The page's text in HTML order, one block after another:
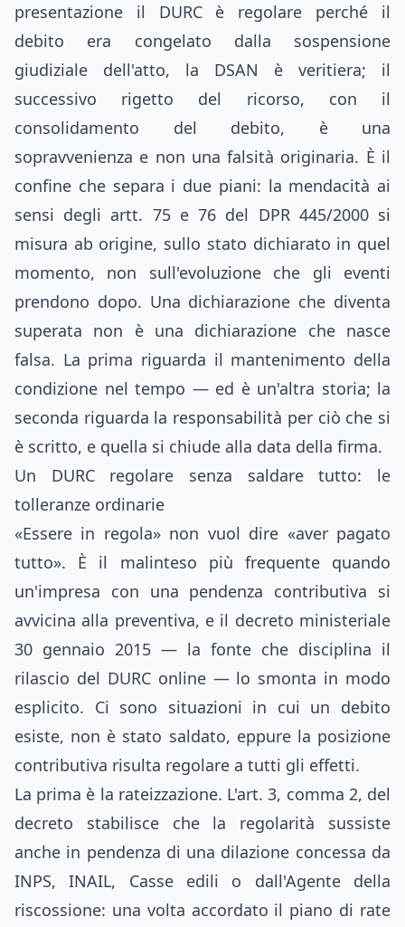
presentazione il DURC è regolare perché il
debito era congelato dalla sospensione
giudiziale dell'atto, la DSAN è veritiera; il
successivo rigetto del ricorso, con il
consolidamento del debito, è una
sopravvenienza e non una falsità originaria. È il
confine che separa i due piani: la mendacità ai
sensi degli artt. 75 e 76 del DPR 445/2000 si
misura ab origine, sullo stato dichiarato in quel
momento, non sull'evoluzione che gli eventi
prendono dopo. Una dichiarazione che diventa
superata non è una dichiarazione che nasce
falsa. La prima riguarda il mantenimento della
condizione nel tempo — ed è un'altra storia; la
seconda riguarda la responsabilità per ciò che si
è scritto, e quella si chiude alla data della firma.
Un DURC regolare senza saldare tutto: le
tolleranze ordinarie
«Essere in regola» non vuol dire «aver pagato
tutto». È il malinteso più frequente quando
un'impresa con una pendenza contributiva si
avvicina alla preventiva, e il decreto ministeriale
30 gennaio 2015 — la fonte che disciplina il
rilascio del DURC online — lo smonta in modo
esplicito. Ci sono situazioni in cui un debito
esiste, non è stato saldato, eppure la posizione
contributiva risulta regolare a tutti gli effetti.
La prima è la rateizzazione. L'art. 3, comma 2, del
decreto stabilisce che la regolarità sussiste
anche in pendenza di una dilazione concessa da
INPS, INAIL, Casse edili o dall'Agente della
riscossione: una volta accordato il piano di rate